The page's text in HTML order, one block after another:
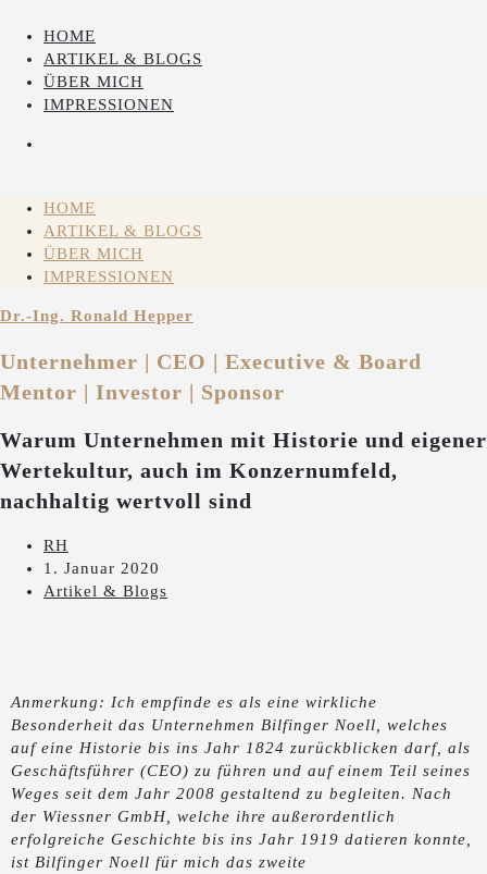
HOME
ARTIKEL & BLOGS
ÜBER MICH
IMPRESSIONEN
HOME
ARTIKEL & BLOGS
ÜBER MICH
IMPRESSIONEN
Dr.-Ing. Ronald Hepper
Unternehmer | CEO | Executive & Board
Mentor | Investor | Sponsor
Warum Unternehmen mit Historie und eigener
Wertekultur, auch im Konzernumfeld,
nachhaltig wertvoll sind
RH
1. Januar 2020
Artikel & Blogs
Anmerkung: Ich empfinde es als eine wirkliche
Besonderheit das Unternehmen Bilfinger Noell, welches
auf eine Historie bis ins Jahr 1824 zurückblicken darf, als
Geschäftsführer (CEO) zu führen und auf einem Teil seines
Weges seit dem Jahr 2008 gestaltend zu begleiten. Nach
der Wiessner GmbH, welche ihre außerordentlich
erfolgreiche Geschichte bis ins Jahr 1919 datieren konnte,
ist Bilfinger Noell für mich das zweite